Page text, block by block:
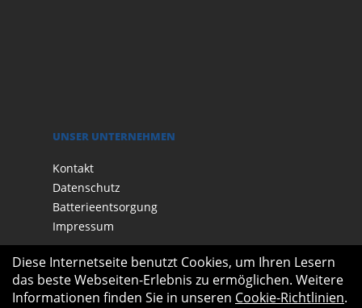
UNSER UNTERNEHMEN
Kontakt
Datenschutz
Batterieentsorgung
Impressum
Diese Internetseite benutzt Cookies, um Ihren Lesern
das beste Webseiten-Erlebnis zu ermöglichen. Weitere
Informationen finden Sie in unseren Cookie-Richtlinien.